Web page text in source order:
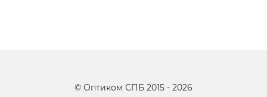
© Оптиком СПБ 2015 - 2026